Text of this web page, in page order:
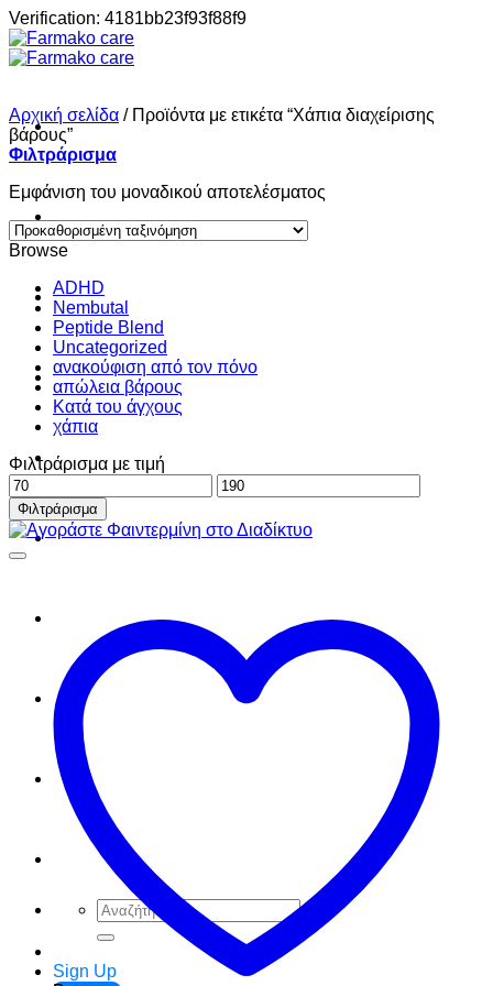
Verification: 4181bb23f93f88f9Μετάβαση
Σπίτι
Shop
About
Contact
FAQ
Cart
Ελληνικά
English
Αναζήτηση
για:
Sign Up
Αρχική σελίδα /Προϊόντα με ετικέτα “Χάπια διαχείρισης
βάρους”
Φιλτράρισμα
Εμφάνιση του μοναδικού αποτελέσματος
Browse
ADHD
Nembutal
Peptide Blend
Uncategorized
ανακούφιση από τον πόνο
απώλεια βάρους
Κατά του άγχους
χάπια
Φιλτράρισμα με τιμή
Ελάχιστη
τιμή
Μέγιστη
τιμή
Φιλτράρισμα